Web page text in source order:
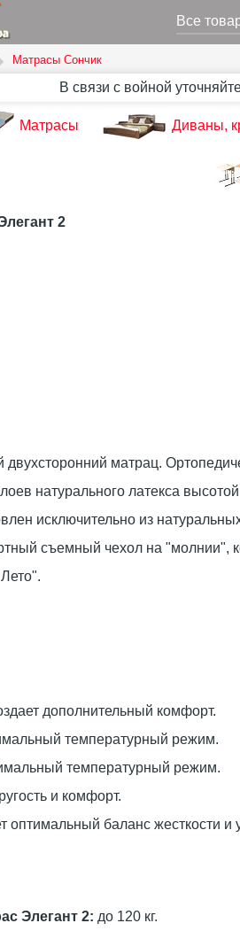
Все
Матрасы Сончик
В связи с войной
Матрасы Диваны,
2
матрац.
натурального латекса
исключительно из
съемный чехол на "молнии",
дополнительный комфорт.
температурный режим.
температурный режим.
и комфорт.
оптимальный баланс жесткости и
Элегант 2: до 120 кг.